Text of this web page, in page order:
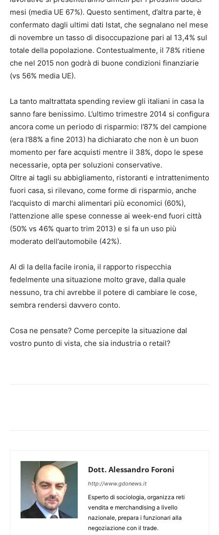
mesi (media UE 67%). Questo sentiment, d’altra parte, è
confermato dagli ultimi dati Istat, che segnalano nel mese
di novembre un tasso di disoccupazione pari al 13,4% sul
totale della popolazione. Contestualmente, il 78% ritiene
che nel 2015 non godrà di buone condizioni finanziarie
(vs 56% media UE).
La tanto maltrattata spending review gli italiani in casa la
sanno fare benissimo. L’ultimo trimestre 2014 si configura
ancora come un periodo di risparmio: l’87% del campione
(era l’88% a fine 2013) ha dichiarato che non è un buon
momento per fare acquisti mentre il 38%, dopo le spese
necessarie, opta per soluzioni conservative.
Oltre ai tagli su abbigliamento, ristoranti e intrattenimento
fuori casa, si rilevano, come forme di risparmio, anche
l’acquisto di marchi alimentari più economici (60%),
l’attenzione alle spese connesse ai week-end fuori città
(50% vs 46% quarto trim 2013) e si fa un uso più
moderato dell’automobile (42%).
Al di la della facile ironia, il rapporto rispecchia
fedelmente una situazione molto grave, dalla quale
nessuno, tra chi avrebbe il potere di cambiare le cose,
sembra rendersi davvero conto.
Cosa ne pensate? Come percepite la situazione dal
vostro punto di vista, che sia industria o retail?
Dott. Alessandro Foroni
http://www.gdonews.it
Esperto di sociologia, organizza reti
vendita e merchandising a livello
nazionale, prepara i funzionari alla
negoziazione con il trade.